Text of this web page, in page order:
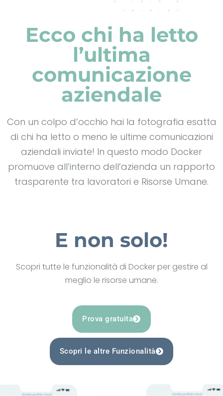
Ecco chi ha letto
l’ultima
comunicazione
aziendale
Con un colpo d’occhio hai la fotografia esatta
di chi ha letto o meno le ultime comunicazioni
aziendali inviate! In questo modo Docker
promuove all’interno dell’azienda un rapporto
trasparente tra lavoratori e Risorse Umane.
E non solo!
Scopri tutte le funzionalità di Docker per gestire al
meglio le risorse umane.
Prova gratuita
Scopri le altre Funzionalità